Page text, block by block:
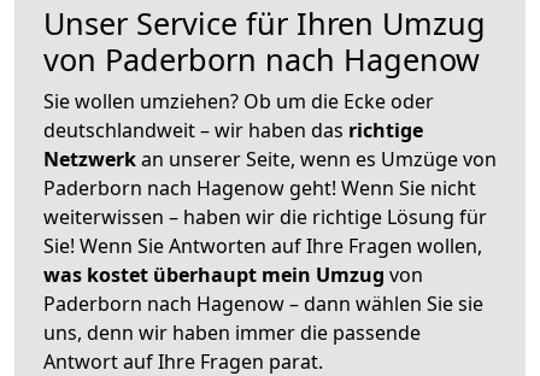
Unser Service für Ihren Umzug
von Paderborn nach Hagenow
Sie wollen umziehen? Ob um die Ecke oder
deutschlandweit – wir haben das richtige
Netzwerkan unserer Seite, wenn es Umzüge von
Paderborn nach Hagenow geht! Wenn Sie nicht
weiterwissen – haben wir die richtige Lösung für
Sie! Wenn Sie Antworten auf Ihre Fragen wollen,
was kostet überhaupt mein Umzug von
Paderborn nach Hagenow – dann wählen Sie sie
uns, denn wir haben immer die passende
Antwort auf Ihre Fragen parat.